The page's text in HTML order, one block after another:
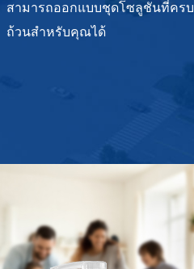
สามารถออกแบบชุดโซลูชันที่ครบ
ถ้วนสำหรับคุณได้